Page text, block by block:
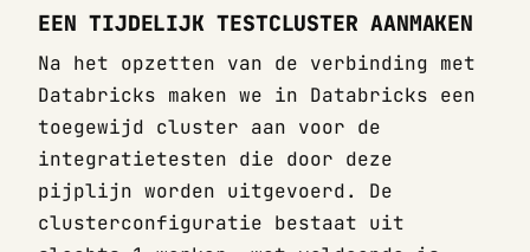
EEN TIJDELIJK TESTCLUSTER AANMAKEN
Na het opzetten van de verbinding met
Databricks maken we in Databricks een
toegewijd cluster aan voor de
integratietesten die door deze
pijplijn worden uitgevoerd. De
clusterconfiguratie bestaat uit